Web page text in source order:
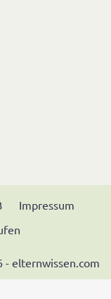
Impressum
- elternwissen.com